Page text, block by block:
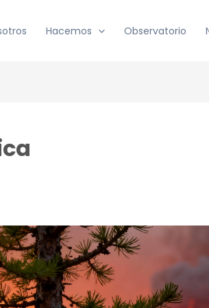
Hacemos Observatorio